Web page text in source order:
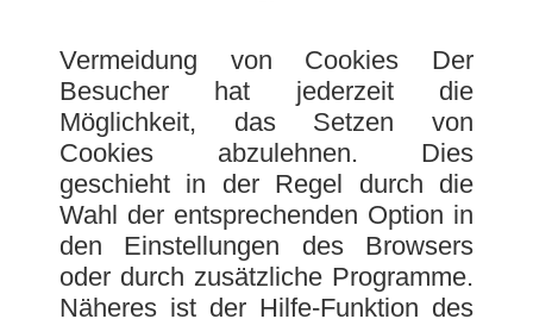
Vermeidung von Cookies Der
Besucher hat jederzeit die
Möglichkeit, das Setzen von
Cookies abzulehnen. Dies
geschieht in der Regel durch die
Wahl der entsprechenden Option in
den Einstellungen des Browsers
oder durch zusätzliche Programme.
Näheres ist der Hilfe-Funktion des